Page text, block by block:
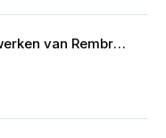
Grootste meesterwerken van Rembrandt in zilver